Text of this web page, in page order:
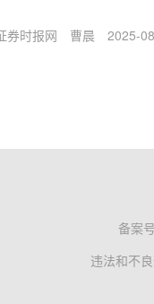
券时报网 曹晨 2025-
备案号
违法和不